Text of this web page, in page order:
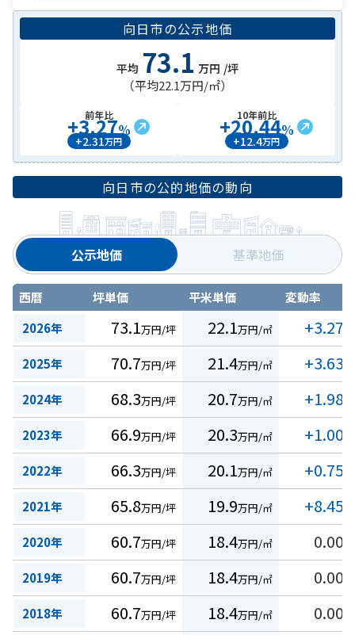
向日市の公示地価
平均 73.1 万円 /坪
（平均22.1万円/㎡）
前年比
+3.27%
+2.31万円
10年前比
+20.44%
+12.4万円
向日市の公的地価の動向
公示地価 基準地価
西暦 坪単価 平米単価
変動率
2026年
73.1万円/坪 22.1万円/㎡ +3.27
2025年 70.7万円/坪 21.4万円/㎡ +3.63
2024年 68.3万円/坪 20.7万円/㎡ +1.98
2023年 66.9万円/坪 20.3万円/㎡ +1.00
2022年 66.3万円/坪 20.1万円/㎡ +0.75
2021年 65.8万円/坪 19.9万円/㎡ +8.45
2020年 60.7万円/坪 18.4万円/㎡ 0.00
2019年 60.7万円/坪 18.4万円/㎡ 0.00
2018年 60.7万円/坪 18.4万円/㎡ 0.00